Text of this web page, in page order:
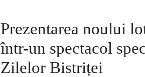
Prezentarea noului
într-un spectacol
Zilelor Bistriței